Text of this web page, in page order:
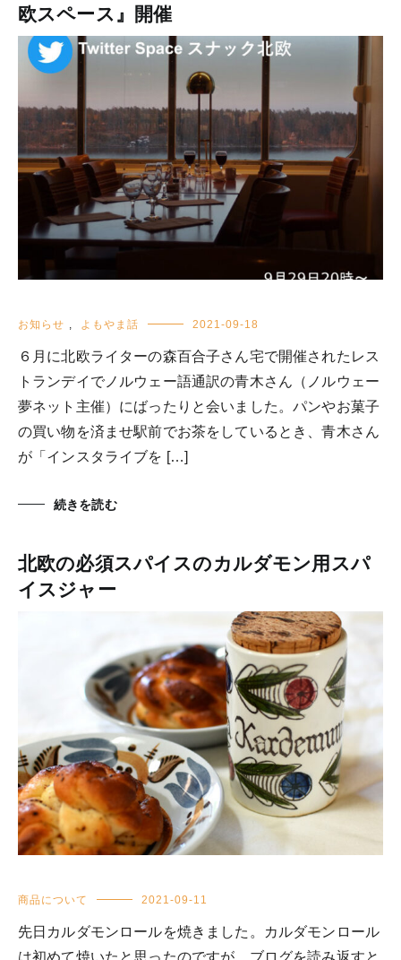
欧スペース』開催
お知らせ , よもやま話 2021-09-18
６月に北欧ライターの森百合子さん宅で開催されたレス
トランデイでノルウェー語通訳の青木さん（ノルウェー
夢ネット主催）にばったりと会いました。パンやお菓子
の買い物を済ませ駅前でお茶をしているとき、青木さん
が「インスタライブを […]
続きを読む
北欧の必須スパイスのカルダモン用スパ
イスジャー
商品について 2021-09-11
先日カルダモンロールを焼きました。カルダモンロール
は初めて焼いたと思ったのですが、ブログを読み返すと